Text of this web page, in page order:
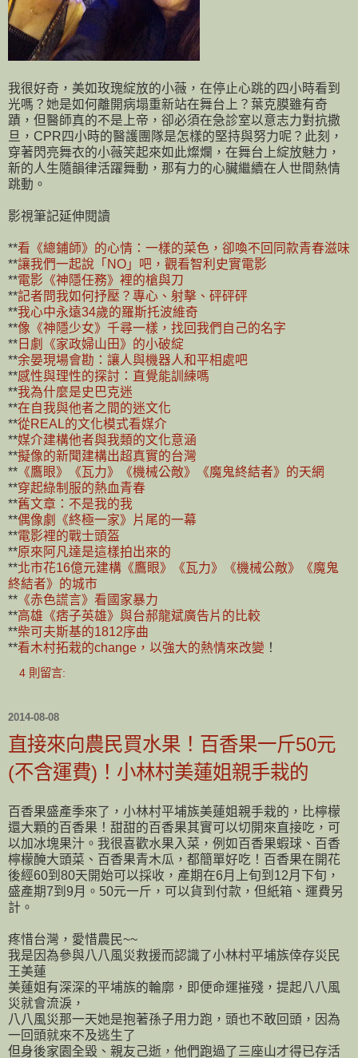
我很好奇，美如玫瑰綻放的小薇，在停止心跳的四小時看到
光嗎？她是如何離開病塌重新站在舞台上？葉克膜雖有奇
蹟，但醫師真的不是上帝，卻必須在急診室以意志力對抗撒
旦，CPR四小時的醫護團隊是怎樣的堅持與努力呢？此刻，
穿著閃亮舞衣的小薇笑起來如此燦爛，在舞台上綻放魅力，
新的人生隨韻律活躍舞動，那有力的心臟繼續在人世間熱情
跳動。
影視筆記延伸閱讀
**看《總鋪師》的心情：一樣的菜色，卻喚不回同款青春滋味
**讓我們一起說「NO」吧，觀看智利史實電影
**電影《神隱任務》裡的槍與刀
**記者問我如何抒壓？專心、射擊、砰砰砰
**我心中永遠34歲的羅斯托波維奇
**像《神隱少女》千尋一樣，找回我們自己的名字
** 日劇《家政婦山田》的小破綻
**余晏現場會勘：讓人與機器人和平相處吧
**感性與理性的探討：直覺能訓練嗎
**我為什麼是史巴克迷
**在自我與他者之間的迷文化
**從REAL的文化模式看媒介
**媒介建構他者與我類的文化意涵
**擬像的新聞建構出超真實的台灣
** 《鷹眼》《瓦力》《機械公敵》《魔鬼終結者》的天網
**穿起綠制服的熱血青春
**舊文章：不是我的我
**偶像劇《終極一家》片尾的一幕
**電影裡的戰士頭盔
**原來阿凡達是這樣拍出來的
**北市花16億元建構《鷹眼》《瓦力》《機械公敵》《魔鬼
終結者》的城市
** 《赤色謊言》看國家暴力
**高雄《痞子英雄》與台郝龍斌廣告片的比較
**柴可夫斯基的1812序曲
**看木村拓栽的change，以強大的熱情來改變 ！
4 則留言:
2014-08-08
直接來向農民買水果！百香果一斤50元
(不含運費)！小林村美蓮姐親手栽的
百香果盛產季來了，小林村平埔族美蓮姐親手栽的，比檸檬
還大顆的百香果！甜甜的百香果其實可以切開來直接吃，可
以加冰塊果汁。我很喜歡水果入菜，例如百香果蝦球、百香
檸檬醃大頭菜、百香果青木瓜，都簡單好吃！百香果在開花
後經60到80天開始可以採收，產期在6月上旬到12月下旬，
盛產期7到9月。50元一斤，可以貨到付款，但紙箱、運費另
計。
疼惜台灣，愛惜農民~~
我是因為參與八八風災救援而認識了小林村平埔族倖存災民
王美蓮
美蓮姐有深深的平埔族的輪廓，即便命運摧殘，提起八八風
災就會流淚，
八八風災那一天她是抱著孫子用力跑，頭也不敢回頭，因為
一回頭就來不及逃生了
但身後家園全毀、親友己逝，他們跑過了三座山才得已存活